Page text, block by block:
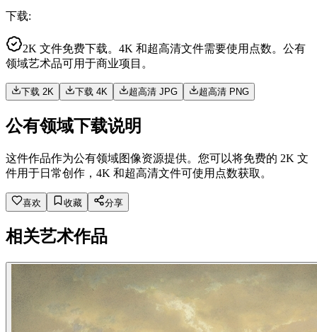
下载:
2K 文件免费下载。4K 和超高清文件需要使用点数。公有
领域艺术品可用于商业项目。
下载 2K 下载 4K 超高清 JPG 超高清 PNG
公有领域下载说明
这件作品作为公有领域图像资源提供。您可以将免费的 2K 文
件用于日常创作，4K 和超高清文件可使用点数获取。
喜欢 收藏 分享
相关艺术作品